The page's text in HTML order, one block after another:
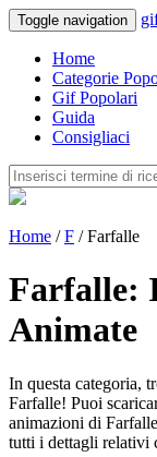
Toggle navigation
Home
Categorie
Gif Popolari
Guida
Consigliaci
Home /F / Farfalle
Farfalle:
Animate
In questa categoria,
Farfalle! Puoi
animazioni di
tutti i dettagli relativi